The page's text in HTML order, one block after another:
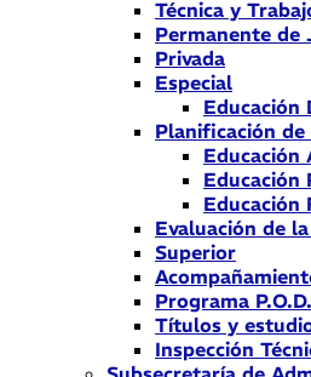
Técnica y
Permanente de
Privada
Especial
Educación
Planificación
Educación
Educación
Educación
Evaluación de
Superior
Programa
Títulos y
Inspección